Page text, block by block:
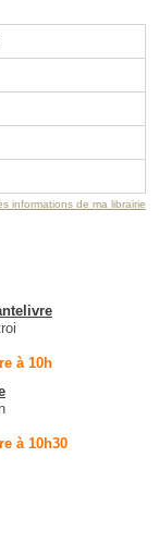
informations de ma librairie
à 10h
à 10h30